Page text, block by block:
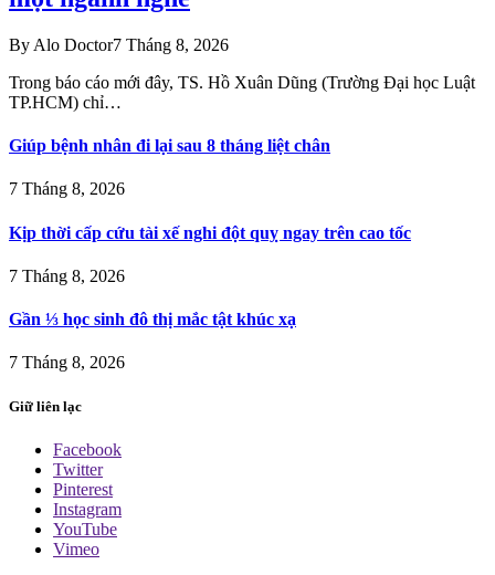
By Alo Doctor7 Tháng 8, 2026
Trong báo cáo mới đây, TS. Hồ Xuân Dũng (Trường Đại học Luật
TP.HCM) chỉ…
Giúp bệnh nhân đi lại sau 8 tháng liệt chân
7 Tháng 8, 2026
Kịp thời cấp cứu tài xế nghi đột quỵ ngay trên cao tốc
7 Tháng 8, 2026
Gần ⅓ học sinh đô thị mắc tật khúc xạ
7 Tháng 8, 2026
Giữ liên lạc
Facebook
Twitter
Pinterest
Instagram
YouTube
Vimeo